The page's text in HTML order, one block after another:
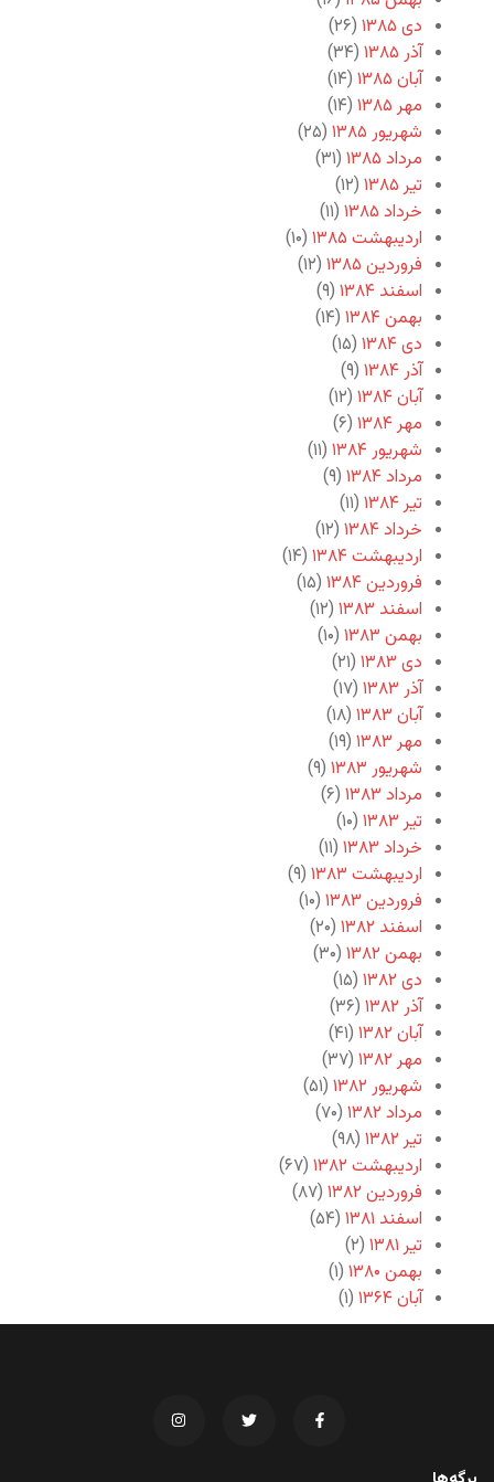
دی ۱۳۸۵
(۲۶)
آذر ۱۳۸۵
(۳۴)
آبان ۱۳۸۵
(۱۴)
مهر ۱۳۸۵
(۱۴)
شهریور ۱۳۸۵
(۲۵)
مرداد ۱۳۸۵
(۳۱)
تیر ۱۳۸۵
(۱۲)
خرداد ۱۳۸۵
(۱۱)
اردیبهشت ۱۳۸۵
(۱۰)
فروردین ۱۳۸۵
(۱۲)
اسفند ۱۳۸۴
(۹)
بهمن ۱۳۸۴
(۱۴)
دی ۱۳۸۴
(۱۵)
آذر ۱۳۸۴
(۹)
آبان ۱۳۸۴
(۱۲)
مهر ۱۳۸۴
(۶)
شهریور ۱۳۸۴
(۱۱)
مرداد ۱۳۸۴
(۹)
تیر ۱۳۸۴
(۱۱)
خرداد ۱۳۸۴
(۱۲)
اردیبهشت ۱۳۸۴
(۱۴)
فروردین ۱۳۸۴
(۱۵)
اسفند ۱۳۸۳
(۱۲)
بهمن ۱۳۸۳
(۱۰)
دی ۱۳۸۳
(۲۱)
آذر ۱۳۸۳
(۱۷)
آبان ۱۳۸۳
(۱۸)
مهر ۱۳۸۳
(۱۹)
شهریور ۱۳۸۳
(۹)
مرداد ۱۳۸۳
(۶)
تیر ۱۳۸۳
(۱۰)
خرداد ۱۳۸۳
(۱۱)
اردیبهشت ۱۳۸۳
(۹)
فروردین ۱۳۸۳
(۱۰)
اسفند ۱۳۸۲
(۲۰)
بهمن ۱۳۸۲
(۳۰)
دی ۱۳۸۲
(۱۵)
آذر ۱۳۸۲
(۳۶)
آبان ۱۳۸۲
(۴۱)
مهر ۱۳۸۲
(۳۷)
شهریور ۱۳۸۲
(۵۱)
مرداد ۱۳۸۲
(۷۰)
تیر ۱۳۸۲
(۹۸)
اردیبهشت ۱۳۸۲
(۶۷)
فروردین ۱۳۸۲
(۸۷)
اسفند ۱۳۸۱
(۵۴)
تیر ۱۳۸۱
(۲)
بهمن ۱۳۸۰
(۱)
آبان ۱۳۶۴
(۱)